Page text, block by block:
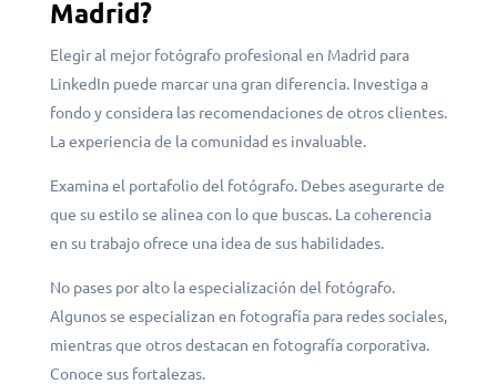
Madrid?
Elegir al mejor fotógrafo profesional en Madrid para
LinkedIn puede marcar una gran diferencia. Investiga a
fondo y considera las recomendaciones de otros clientes.
La experiencia de la comunidad es invaluable.
Examina el portafolio del fotógrafo. Debes asegurarte de
que su estilo se alinea con lo que buscas. La coherencia
en su trabajo ofrece una idea de sus habilidades.
No pases por alto la especialización del fotógrafo.
Algunos se especializan en fotografía para redes sociales,
mientras que otros destacan en fotografía corporativa.
Conoce sus fortalezas.